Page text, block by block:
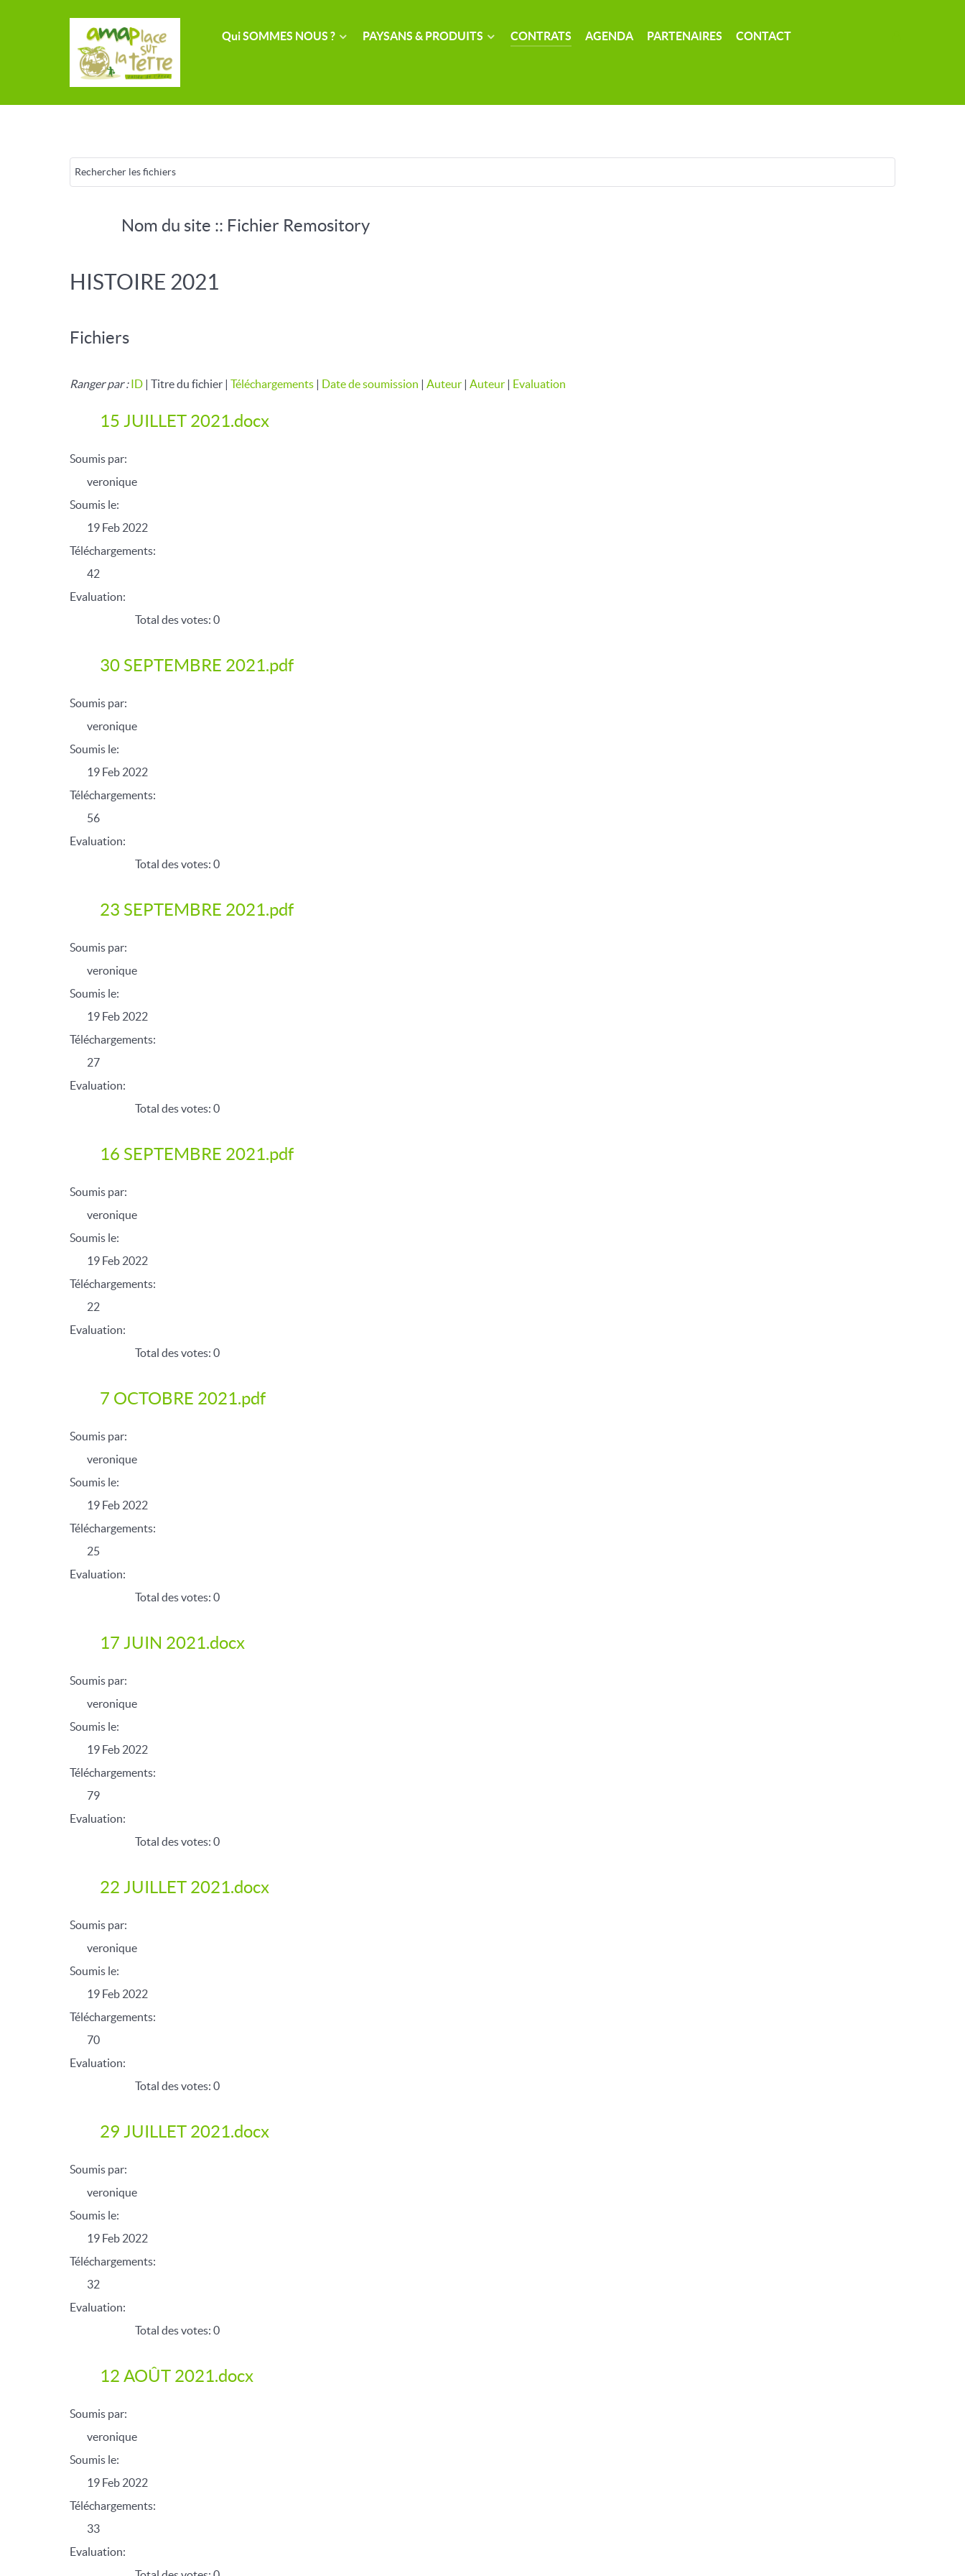
Qui SOMMES NOUS ? PAYSANS & PRODUITS CONTRATS AGENDA PARTENAIRES CONTACT
Nom du site :: Fichier Remository
HISTOIRE 2021
Fichiers
Ranger par :ID | Titre du fichier | Téléchargements | Date de soumission | Auteur | Auteur | Evaluation
15 JUILLET 2021.docx
Soumis par:
veronique
Soumis le:
19 Feb 2022
Téléchargements:
42
Evaluation:
Total des votes: 0
30 SEPTEMBRE 2021.pdf
Soumis par:
veronique
Soumis le:
19 Feb 2022
Téléchargements:
56
Evaluation:
Total des votes: 0
23 SEPTEMBRE 2021.pdf
Soumis par:
veronique
Soumis le:
19 Feb 2022
Téléchargements:
27
Evaluation:
Total des votes: 0
16 SEPTEMBRE 2021.pdf
Soumis par:
veronique
Soumis le:
19 Feb 2022
Téléchargements:
22
Evaluation:
Total des votes: 0
7 OCTOBRE 2021.pdf
Soumis par:
veronique
Soumis le:
19 Feb 2022
Téléchargements:
25
Evaluation:
Total des votes: 0
17 JUIN 2021.docx
Soumis par:
veronique
Soumis le:
19 Feb 2022
Téléchargements:
79
Evaluation:
Total des votes: 0
22 JUILLET 2021.docx
Soumis par:
veronique
Soumis le:
19 Feb 2022
Téléchargements:
70
Evaluation:
Total des votes: 0
29 JUILLET 2021.docx
Soumis par:
veronique
Soumis le:
19 Feb 2022
Téléchargements:
32
Evaluation:
Total des votes: 0
12 AOÛT 2021.docx
Soumis par:
veronique
Soumis le:
19 Feb 2022
Téléchargements:
33
Evaluation: